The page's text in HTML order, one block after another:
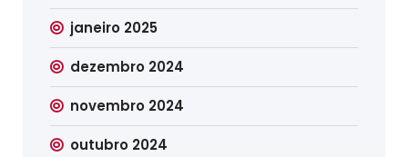
janeiro 2025
dezembro 2024
novembro 2024
outubro 2024